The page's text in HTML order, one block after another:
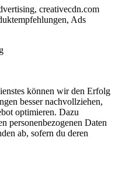
creativecdn.com
Ads
können wir den Erfolg
besser nachvollziehen,
optimieren. Dazu
personenbezogenen Daten
ab, sofern du deren